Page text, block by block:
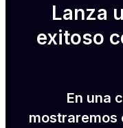
Lanza
exitoso
En una
mostraremos